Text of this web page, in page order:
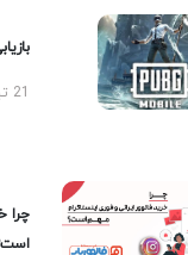
چرا
است؟